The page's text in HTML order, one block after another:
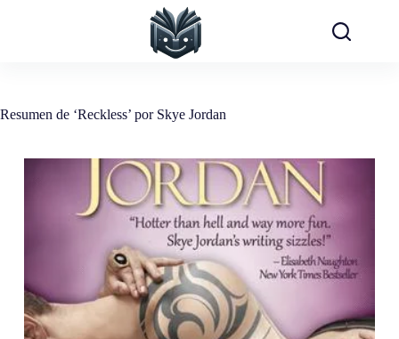
Resumen de ‘Reckless’ por Skye Jordan